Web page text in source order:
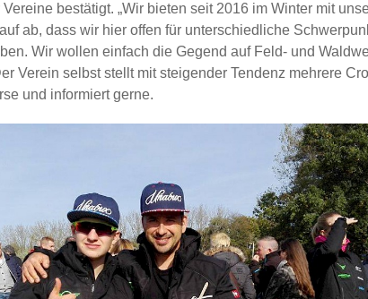
bestätigt. „Wir bieten seit 2016 im Winter mit
ab, dass wir hier offen für unterschiedliche
Wir wollen einfach die Gegend auf Feld- und
Verein selbst stellt mit steigender Tendenz mehrere
und informiert gerne.